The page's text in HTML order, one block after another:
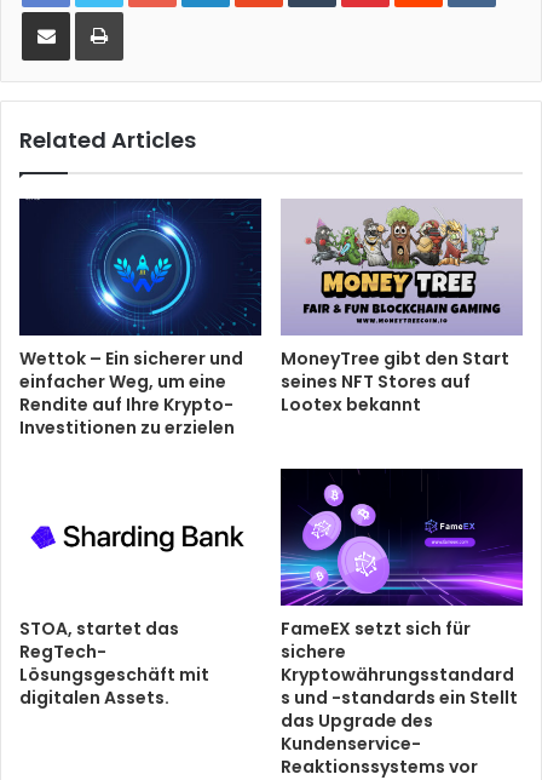
Share via Email Print
Related Articles
Wettok – Ein sicherer und
einfacher Weg, um eine
Rendite auf Ihre Krypto-
Investitionen zu erzielen
MoneyTree gibt den Start
seines NFT Stores auf
Lootex bekannt
STOA, startet das
RegTech-
Lösungsgeschäft mit
digitalen Assets.
FameEX setzt sich für
sichere
Kryptowährungsstandard
s und -standards ein Stellt
das Upgrade des
Kundenservice-
Reaktionssystems vor